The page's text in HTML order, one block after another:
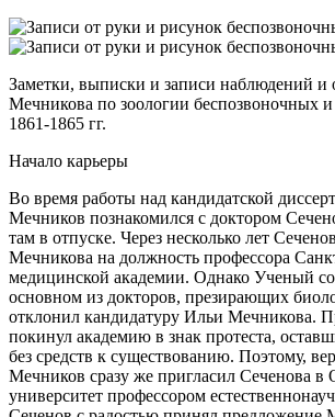
Заметки, выписки и записи наблюдений
Мечникова по зоологии беспозвоночных
1861-1865 гг.
Начало карьеры
Во время работы над кандидатской
Мечников познакомился с доктором
там в отпуске. Через несколько лет
Мечникова на должность профессора
медицинской академии. Однако Ученый
основном из докторов, презирающих
отклонил кандидатуру Ильи Мечникова.
покинул академию в знак протеста,
без средств к существованию. Поэтому,
Мечников сразу же пригласил Сеченова в
университет профессором